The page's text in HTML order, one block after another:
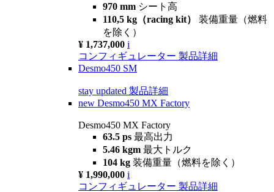
970 mm シート高
110,5 kg（racing kit） 装備重量（燃料
を除く）
¥ 1,737,000 i
コンフィギュレーター 製品詳細
Desmo450 SM
stay updated 製品詳細
new Desmo450 MX Factory
Desmo450 MX Factory
63.5 ps 最高出力
5.46 kgm 最大トルク
104 kg 装備重量（燃料を除く）
¥ 1,990,000 i
コンフィギュレーター 製品詳細